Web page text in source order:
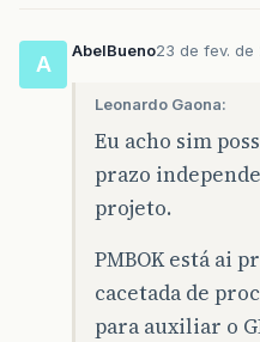
A
AbelBueno23 de fev. de
Leonardo Gaona:
Eu acho sim
prazo
projeto.
PMBOK está ai
cacetada de
para auxiliar o